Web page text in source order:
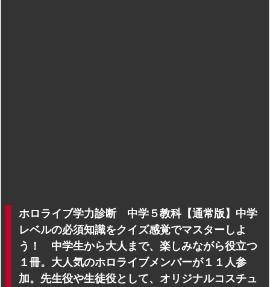
ホロライブ学力診断 中学５教科【通常版】中学
レベルの必須知識をクイズ感覚でマスターしよ
う！ 中学生から大人まで、楽しみながら役立つ
１冊。大人気のホロライブメンバーが１１人参
加。先生役や生徒役として、オリジナルコスチュ